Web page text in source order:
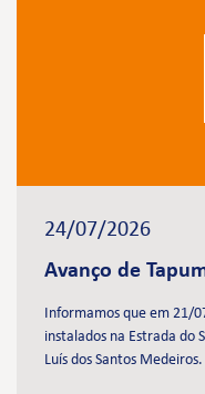
24/07/2026
Avanço de
Informamos que em 21/
instalados na Estrada do
Luís dos Santos Medeiros.